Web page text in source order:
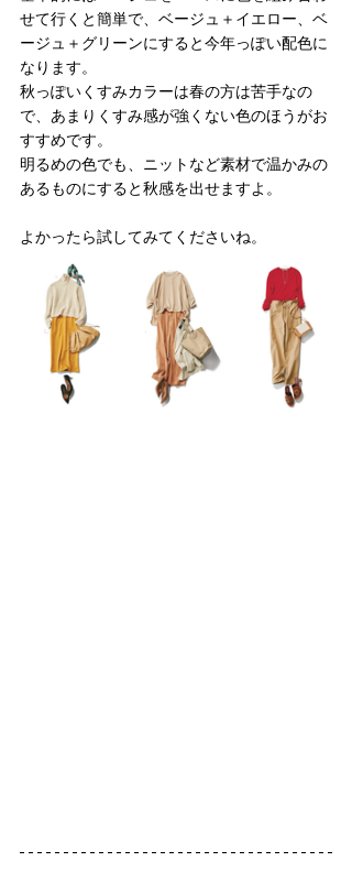
せて行くと簡単で、ベージュ＋イエロー、ベ
ージュ＋グリーンにすると今年っぽい配色に
なります。
秋っぽいくすみカラーは春の方は苦手なの
で、あまりくすみ感が強くない色のほうがお
すすめです。
明るめの色でも、ニットなど素材で温かみの
あるものにすると秋感を出せますよ。
よかったら試してみてくださいね。